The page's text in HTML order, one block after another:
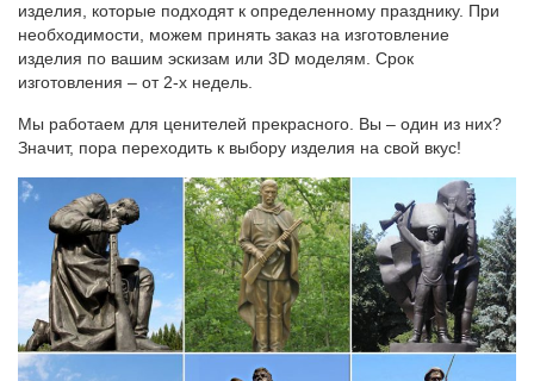
изделия, которые подходят к определенному празднику. При
необходимости, можем принять заказ на изготовление
изделия по вашим эскизам или 3D моделям. Срок
изготовления – от 2-х недель.
Мы работаем для ценителей прекрасного. Вы – один из них?
Значит, пора переходить к выбору изделия на свой вкус!